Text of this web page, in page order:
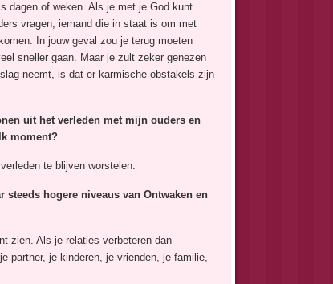
dagen of weken. Als je met je God kunt
vragen, iemand die in staat is om met
In jouw geval zou je terug moeten
sneller gaan. Maar je zult zeker genezen
neemt, is dat er karmische obstakels zijn
uit het verleden met mijn ouders en
moment?
te blijven worstelen.
hogere niveaus van Ontwaken en
zien. Als je relaties verbeteren dan
partner, je kinderen, je vrienden, je familie,